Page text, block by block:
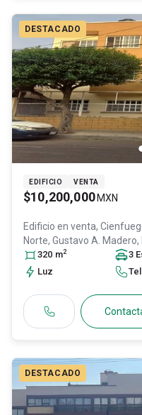
DESTACADO
EDIFICIO VENTA
$10,200,000 MXN
Edificio en venta,
Norte, Gustavo A. Madero,
29850155
320 m2 3
Luz
DESTACADO